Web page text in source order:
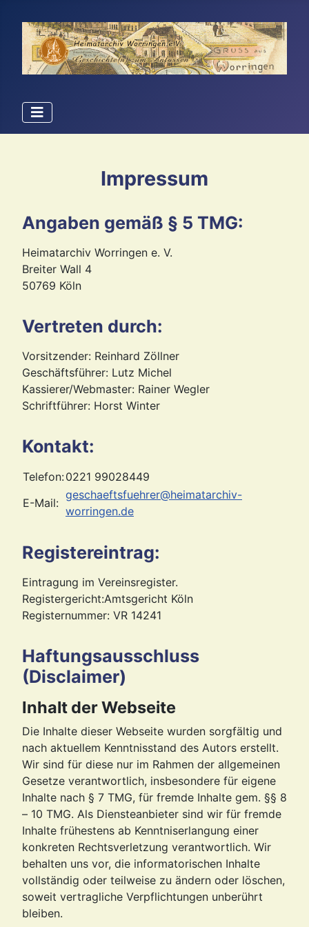
Impressum
Angaben gemäß § 5 TMG:
Heimatarchiv Worringen e. V.
Breiter Wall 4
50769 Köln
Vertreten durch:
Vorsitzender: Reinhard Zöllner
Geschäftsführer: Lutz Michel
Kassierer/Webmaster: Rainer Wegler
Schriftführer: Horst Winter
Kontakt:
Telefon:0221 99028449
E-Mail:
geschaeftsfuehrer@heimatarchiv-
worringen.de
Registereintrag:
Eintragung im Vereinsregister.
Registergericht:Amtsgericht Köln
Registernummer: VR 14241
Haftungsausschluss
(Disclaimer)
Inhalt der Webseite
Die Inhalte dieser Webseite wurden sorgfältig und
nach aktuellem Kenntnisstand des Autors erstellt.
Wir sind für diese nur im Rahmen der allgemeinen
Gesetze verantwortlich, insbesondere für eigene
Inhalte nach § 7 TMG, für fremde Inhalte gem. §§ 8
– 10 TMG. Als Diensteanbieter sind wir für fremde
Inhalte frühestens ab Kenntniserlangung einer
konkreten Rechtsverletzung verantwortlich. Wir
behalten uns vor, die informatorischen Inhalte
vollständig oder teilweise zu ändern oder löschen,
soweit vertragliche Verpflichtungen unberührt
bleiben.